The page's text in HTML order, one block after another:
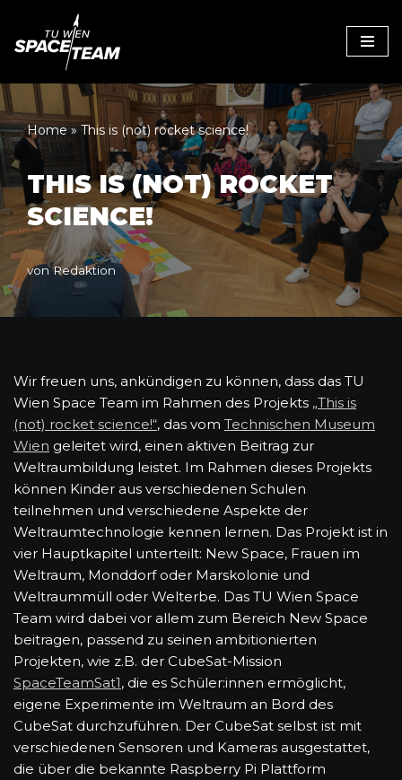
Zum
Home»This is (not) rocket science!
THIS IS (NOT) ROCKET
SCIENCE!
vonRedaktion
Wir freuen uns, ankündigen zu können, dass das TU
Wien Space Team im Rahmen des Projekts „This is
(not) rocket science!“, das vom Technischen Museum
Wien geleitet wird, einen aktiven Beitrag zur
Weltraumbildung leistet. Im Rahmen dieses Projekts
können Kinder aus verschiedenen Schulen
teilnehmen und verschiedene Aspekte der
Weltraumtechnologie kennen lernen. Das Projekt ist in
vier Hauptkapitel unterteilt: New Space, Frauen im
Weltraum, Monddorf oder Marskolonie und
Weltraummüll oder Welterbe. Das TU Wien Space
Team wird dabei vor allem zum Bereich New Space
beitragen, passend zu seinen ambitionierten
Projekten, wie z.B. der CubeSat-Mission
SpaceTeamSat1, die es Schüler:innen ermöglicht,
eigene Experimente im Weltraum an Bord des
CubeSat durchzuführen. Der CubeSat selbst ist mit
verschiedenen Sensoren und Kameras ausgestattet,
die über die bekannte Raspberry Pi Plattform